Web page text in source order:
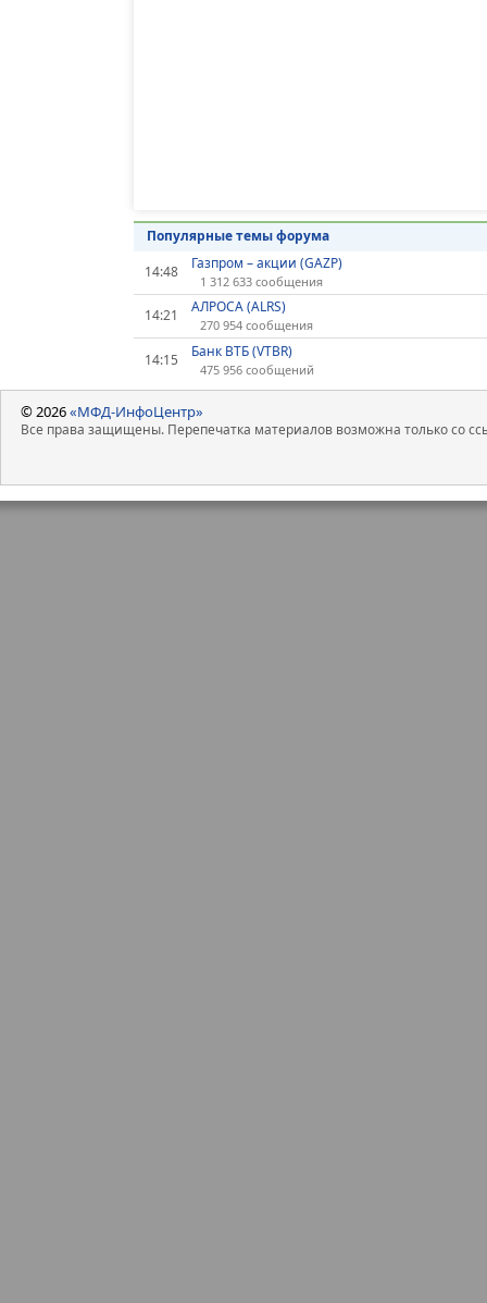
Популярные темы форума
14:48
Газпром – акции (GAZP)
1 312 633 сообщения
14:21 АЛРОСА (ALRS)
270 954 сообщения
14:15 Банк ВТБ (VTBR)
475 956 сообщений
© 2026«МФД-ИнфоЦентр»
Все права защищены. Перепечатка материалов возможна только со